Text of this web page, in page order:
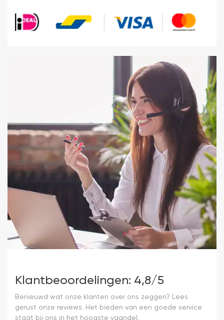
Klantbeoordelingen: 4,8/5
Benieuwd wat onze klanten over ons zeggen? Lees
gerust onze reviews. Het bieden van een goede service
staat bij ons in het hoogste vaandel.